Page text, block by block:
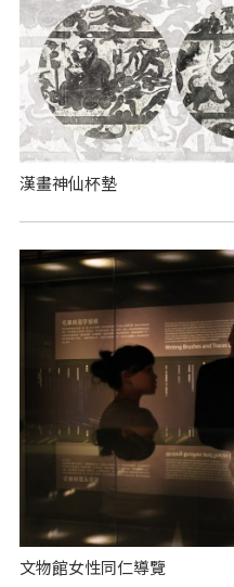
漢畫神仙杯墊
文物館女性同仁導覽